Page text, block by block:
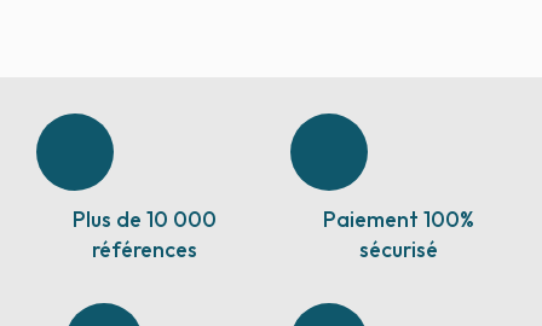
Plus de 10 000
références
Paiement 100%
sécurisé